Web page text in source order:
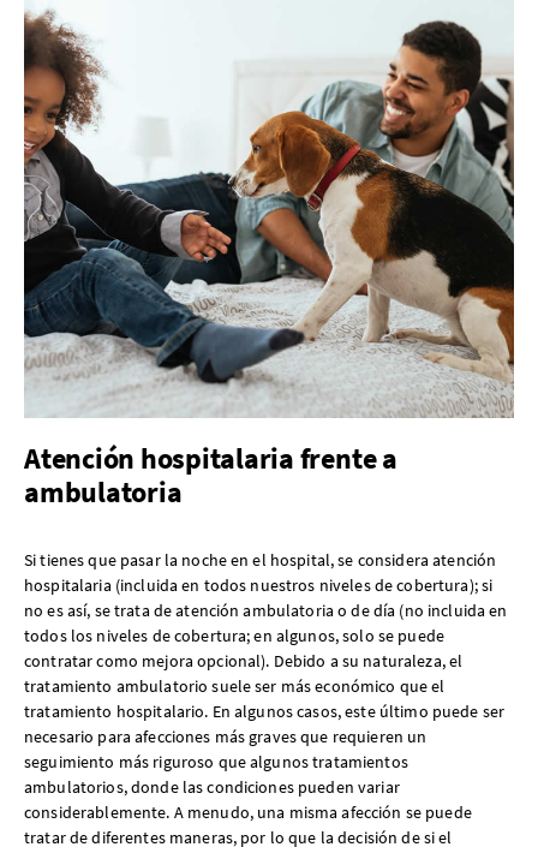
Atención hospitalaria frente a
ambulatoria
Si tienes que pasar la noche en el hospital, se considera atención
hospitalaria (incluida en todos nuestros niveles de cobertura); si
no es así, se trata de atención ambulatoria o de día (no incluida en
todos los niveles de cobertura; en algunos, solo se puede
contratar como mejora opcional). Debido a su naturaleza, el
tratamiento ambulatorio suele ser más económico que el
tratamiento hospitalario. En algunos casos, este último puede ser
necesario para afecciones más graves que requieren un
seguimiento más riguroso que algunos tratamientos
ambulatorios, donde las condiciones pueden variar
considerablemente. A menudo, una misma afección se puede
tratar de diferentes maneras, por lo que la decisión de si el